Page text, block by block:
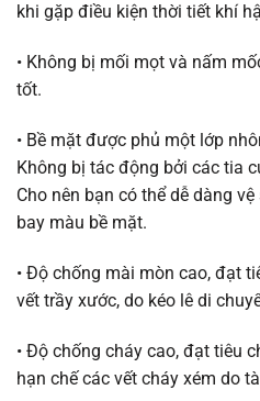
khi gặp điều kiện thời tiết khí
• Không bị mối mọt và nấm
tốt.
• Bề mặt được phủ một lớp
Không bị tác động bởi các tia
Cho nên bạn có thể dễ dàng
bay màu bề mặt.
• Độ chống mài mòn cao, đạt
vết trầy xước, do kéo lê di
• Độ chống cháy cao, đạt tiêu
hạn chế các vết cháy xém do